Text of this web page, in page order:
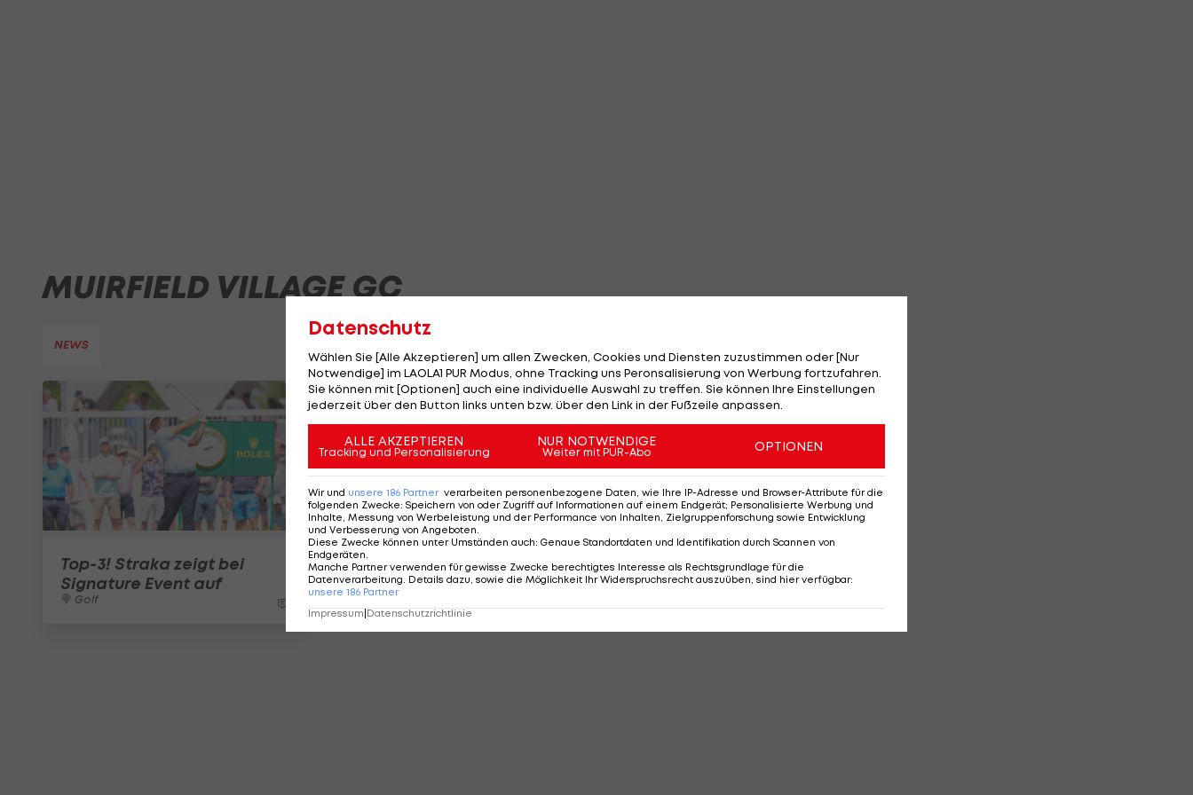
MUIRFIELD VILLAGE GC
NEWS
Top-3! Straka zeigt bei
Signature Event auf
Golf
Datenschutz
Wählen Sie [Alle Akzeptieren] um allen Zwecken, Cookies und Diensten zuzustimmen oder [Nur
Notwendige] im LAOLA1 PUR Modus, ohne Tracking uns Peronsalisierung von Werbung fortzufahren.
Sie können mit [Optionen] auch eine individuelle Auswahl zu treffen. Sie können Ihre Einstellungen
jederzeit über den Button links unten bzw. über den Link in der Fußzeile anpassen.
ALLE AKZEPTIEREN
Tracking und Personalisierung
NUR NOTWENDIGE
Weiter mit PUR-Abo OPTIONEN
Wir und unsere 186 Partner verarbeiten personenbezogene Daten, wie Ihre IP-Adresse und Browser-Attribute für die
folgenden Zwecke: Speichern von oder Zugriff auf Informationen auf einem Endgerät; Personalisierte Werbung und
Inhalte, Messung von Werbeleistung und der Performance von Inhalten, Zielgruppenforschung sowie Entwicklung
und Verbesserung von Angeboten
Diese Zwecke können unter Umständen auch: Genaue Standortdaten und Identifikation durch Scannen von
Endgeräten
Manche Partner verwenden für gewisse Zwecke berechtigtes Interesse als Rechtsgrundlage für die
Datenverarbeitung. Details dazu, sowie die Möglichkeit Ihr Widerspruchsrecht auszuüben, sind hier verfügbar:
unsere 186 Partner
Impressum|Datenschutzrichtlinie